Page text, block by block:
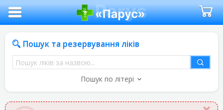
Пошук та резервування ліків
Пошук
ліків
назвою
Пошук по літері